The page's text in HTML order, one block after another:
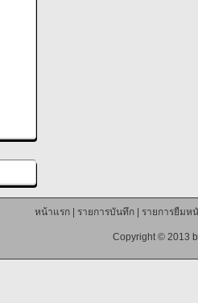
หน้าแรก| รายการบันทึก| รายการยืมห
Copyright © 2013